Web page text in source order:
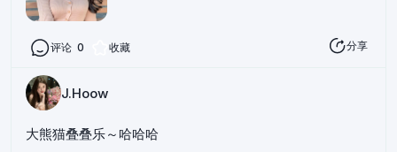
评论 0 收藏 分享
J.Hoow
大熊猫叠叠乐～哈哈哈